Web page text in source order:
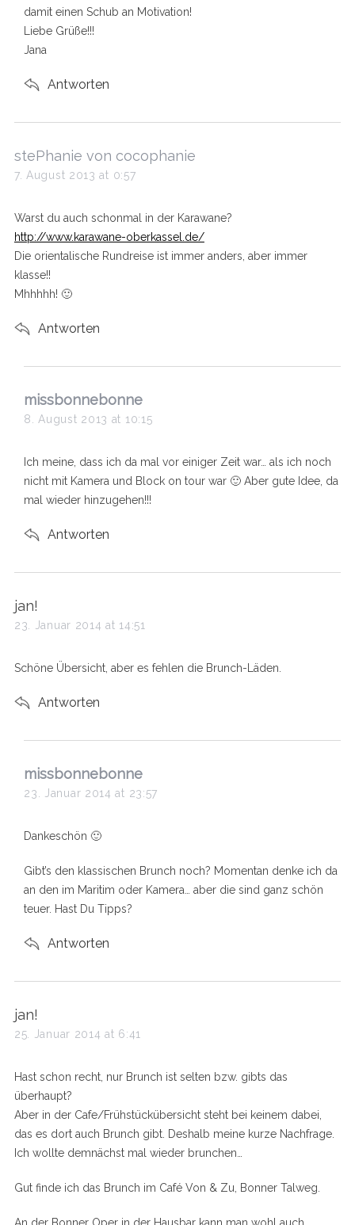
:damit einen Schub an Motivation!
Liebe Grüße!!!
Jana
Antworten
s
a
s
:
stePhanie von cocophanie
7. August 2013 at 0:57
Warst du auch schonmal in der Karawane?
http://www.karawane-oberkassel.de/
Die orientalische Rundreise ist immer anders, aber immer
klasse!!
Mhhhhh! 🙂
Antworten
s
a
s
:
missbonnebonne
8. August 2013 at 10:15
Ich meine, dass ich da mal vor einiger Zeit war… als ich noch
nicht mit Kamera und Block on tour war 🙂 Aber gute Idee, da
mal wieder hinzugehen!!!
Antworten
s
a
s
jan!
23. Januar 2014 at 14:51
Schöne Übersicht, aber es fehlen die Brunch-Läden.
Antworten
s
a
s
missbonnebonne
23. Januar 2014 at 23:57
Dankeschön 🙂
Gibt’s den klassischen Brunch noch? Momentan denke ich da
an den im Maritim oder Kamera… aber die sind ganz schön
teuer. Hast Du Tipps?
Antworten
s
a
s
:
jan!
25. Januar 2014 at 6:41
Hast schon recht, nur Brunch ist selten bzw. gibts das
überhaupt?
Aber in der Cafe/Frühstückübersicht steht bei keinem dabei,
das es dort auch Brunch gibt. Deshalb meine kurze Nachfrage.
Ich wollte demnächst mal wieder brunchen…
Gut finde ich das Brunch im Café Von & Zu, Bonner Talweg.
An der Bonner Oper in der Hausbar kann man wohl auch